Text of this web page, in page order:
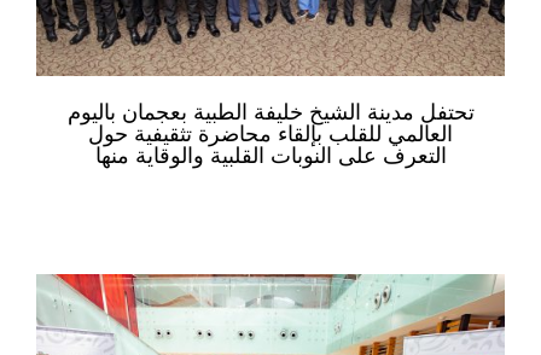
تحتفل مدينة الشيخ خليفة الطبية بعجمان باليوم
العالمي للقلب بإلقاء محاضرة تثقيفية حول
التعرف على النوبات القلبية والوقاية منها